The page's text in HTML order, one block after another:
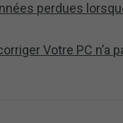
perdues
Votre PC